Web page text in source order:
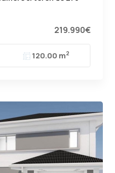
219.990€
120.00 m2